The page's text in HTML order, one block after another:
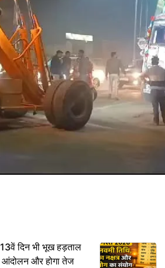
13वें दिन भी भूख हड़ताल
आंदोलन और होगा तेज